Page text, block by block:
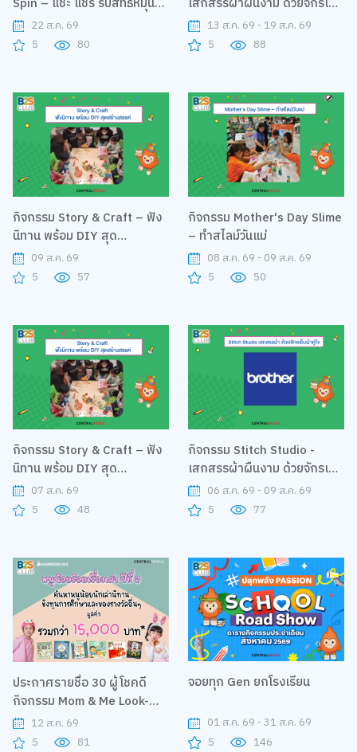
ชาปอง22 ส.ค. 69
5
80
ผ้าคู่ใจ13 ส.ค. 69 - 19 ส.ค. 69
5
88
กิจกรรม Story & Craft – ฟัง
นิทาน พร้อม DIY สุด
สร้างสรรค์
09 ส.ค. 69
5
57
กิจกรรม Mother's Day Slime
– ทำสไลม์วันแม่
08 ส.ค. 69 - 09 ส.ค. 69
5
50
กิจกรรม Story & Craft – ฟัง
นิทาน พร้อม DIY สุด
สร้างสรรค์
07 ส.ค. 69
5
48
กิจกรรม Stitch Studio -
เสกสรรผ้าผืนงาม ด้วยจักรเย็บ
ผ้าคู่ใจ06 ส.ค. 69 - 09 ส.ค. 69
5
77
ประกาศรายชื่อ 30 ผู้โชคดี
กิจกรรม Mom & Me Look-
Alike Challenge
12 ส.ค. 69
5
81
จอยทุก Gen ยกโรงเรียน
01 ส.ค. 69 - 31 ส.ค. 69
5
146